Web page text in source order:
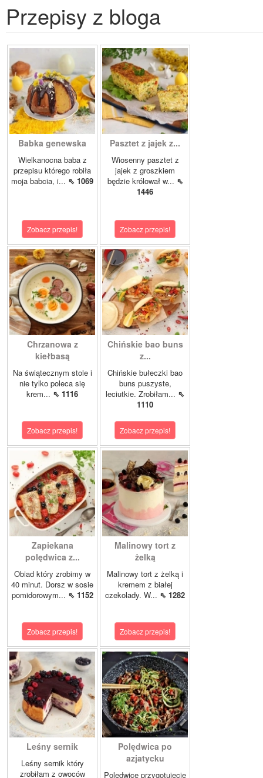
Przepisy z bloga
Babka genewska
Wielkanocna baba z
przepisu którego robiła
moja babcia, i... ⇖ 1069
Zobacz przepis!
Pasztet z jajek z...
Wiosenny pasztet z
jajek z groszkiem
będzie królował w... ⇖
1446
Zobacz przepis!
Chrzanowa z
kiełbasą
Na świątecznym stole i
nie tylko poleca się
krem... ⇖ 1116
Zobacz przepis!
Chińskie bao buns
z...
Chińskie bułeczki bao
buns puszyste,
leciutkie. Zrobiłam... ⇖
1110
Zobacz przepis!
Zapiekana
polędwica z...
Obiad który zrobimy w
40 minut. Dorsz w sosie
pomidorowym... ⇖ 1152
Zobacz przepis!
Malinowy tort z
żelką
Malinowy tort z żelką i
kremem z białej
czekolady. W... ⇖ 1282
Zobacz przepis!
Leśny sernik
Leśny sernik który
zrobiłam z owoców
Polędwica po
azjatycku
Polędwicę przygotujecie